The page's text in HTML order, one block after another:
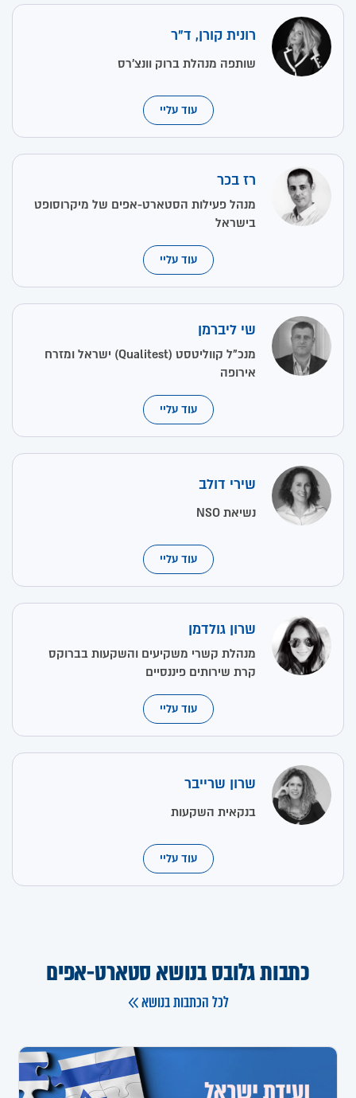
רונית קורן, ד"ר
שותפה מנהלת ברוק וונצ'רס
עוד עליי
רז בכר
מנהל פעילות הסטארט-אפים של מיקרוסופט
בישראל
עוד עליי
שי ליברמן
מנכ"ל קווליטסט (Qualitest) ישראל ומזרח
אירופה
עוד עליי
שירי דולב
נשיאת NSO
עוד עליי
שרון גולדמן
מנהלת קשרי משקיעים והשקעות בברוקס
קרת שירותים פיננסיים
עוד עליי
שרון שרייבר
בנקאית השקעות
עוד עליי
כתבות גלובס בנושא סטארט-אפים
לכל הכתבות בנושא